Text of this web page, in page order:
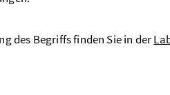
des Begriffs finden Sie in der